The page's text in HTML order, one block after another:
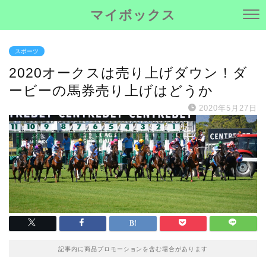
マイボックス
スポーツ
2020オークスは売り上げダウン！ダ
ービーの馬券売り上げはどうか
2020年5月27日
記事内に商品プロモーションを含む場合があります